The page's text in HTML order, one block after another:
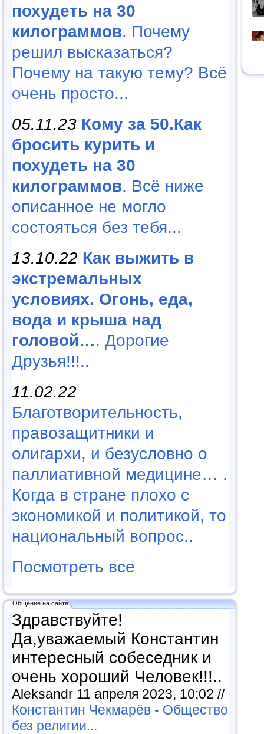
похудеть на 30
килограммов. Почему
решил высказаться?
Почему на такую тему? Всё
очень просто...
05.11.23 Кому за 50.Как
бросить курить и
похудеть на 30
килограммов. Всё ниже
описанное не могло
состояться без тебя...
13.10.22 Как выжить в
экстремальных
условиях. Огонь, еда,
вода и крыша над
головой…. Дорогие
Друзья!!!..
11.02.22
Благотворительность,
правозащитники и
олигархи, и безусловно о
паллиативной медицине… .
Когда в стране плохо с
экономикой и политикой, то
национальный вопрос..
Посмотреть все
Общение на сайте
Здравствуйте!
Да,уважаемый Константин
интересный собеседник и
очень хороший Человек!!!..
Aleksandr 11 апреля 2023, 10:02 //
Константин Чекмарёв - Общество
без религии...